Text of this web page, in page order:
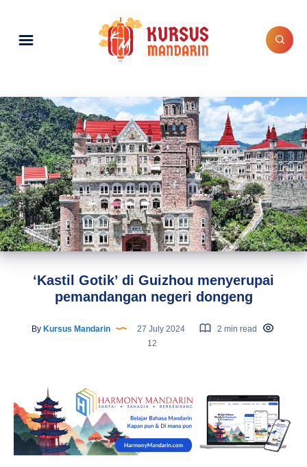
‘Kastil Gotik’ di Guizhou menyerupai
pemandangan negeri dongeng
By Kursus Mandarin 27 July 2024
2 min read
12